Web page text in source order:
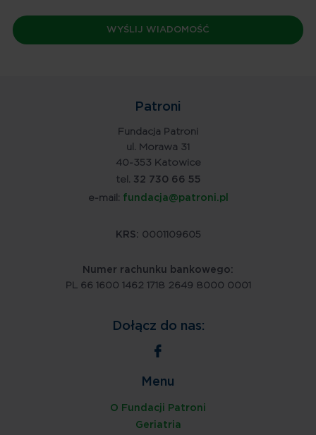
Patroni
Fundacja Patroni
ul. Morawa 31
40-353 Katowice
tel. 32 730 66 55
e-mail: fundacja@patroni.pl
KRS: 0001109605
Numer rachunku bankowego:
PL 66 1600 1462 1718 2649 8000 0001
Dołącz do nas:
Menu
O Fundacji Patroni
Geriatria